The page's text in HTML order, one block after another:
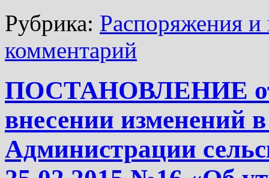
Рубрика: Распоряжения и
комментарий
ПОСТАНОВЛЕНИЕ
внесении изменений
Администрации